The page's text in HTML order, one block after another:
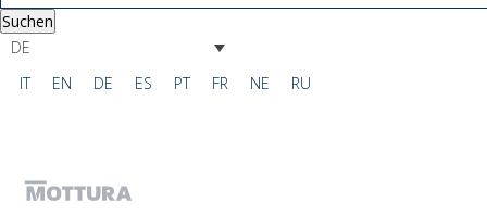
Suchen
DE
IT
EN DE ES PT FR NE RU